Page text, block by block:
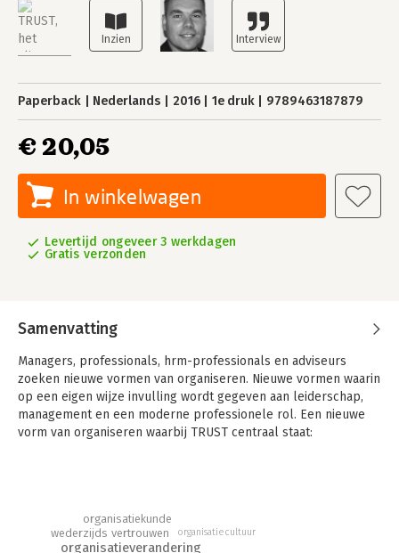
Paperback Nederlands 2016 1e druk 9789463187879
€ 20,05
In winkelwagen
Levertijd ongeveer 3 werkdagen
Gratis verzonden
Samenvatting
Managers, professionals, hrm-professionals en adviseurs
zoeken nieuwe vormen van organiseren. Nieuwe vormen waarin
op een eigen wijze invulling wordt gegeven aan leiderschap,
management en een moderne professionele rol. Een nieuwe
vorm van organiseren waarbij TRUST centraal staat:
praktijkvoorbeelden, casussen en prikkelende vragen wordt
de lezer uitgedaagd om de vertaling te maken naar de eigen
organisatieverandering
wederzijds vertrouwen
organisatiekunde
organisatiecultuur